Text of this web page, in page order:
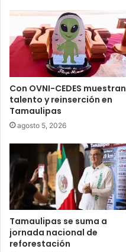
Con OVNI-CEDES muestran
talento y reinserción en
Tamaulipas
agosto 5, 2026
Tamaulipas se suma a
jornada nacional de
reforestación